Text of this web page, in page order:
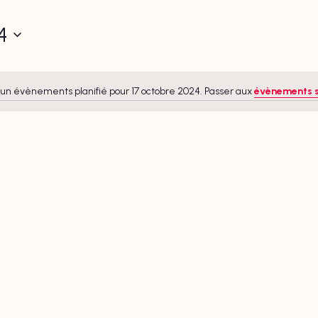
Notice
évènements planifié pour 17 octobre 2024. Passer auxévènements